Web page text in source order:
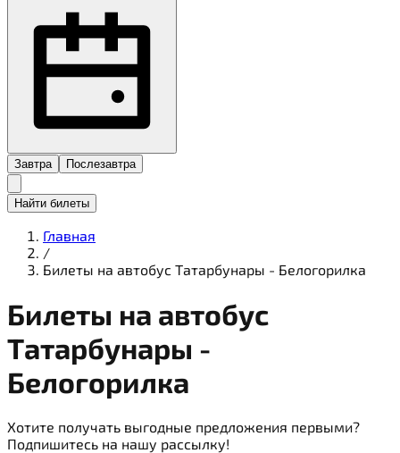
Завтра Послезавтра
Найти билеты
Главная
/
Билеты на автобус Татарбунары - Белогорилка
Билеты на автобус
Татарбунары -
Белогорилка
Хотите получать выгодные предложения первыми?
Подпишитесь на нашу рассылку!